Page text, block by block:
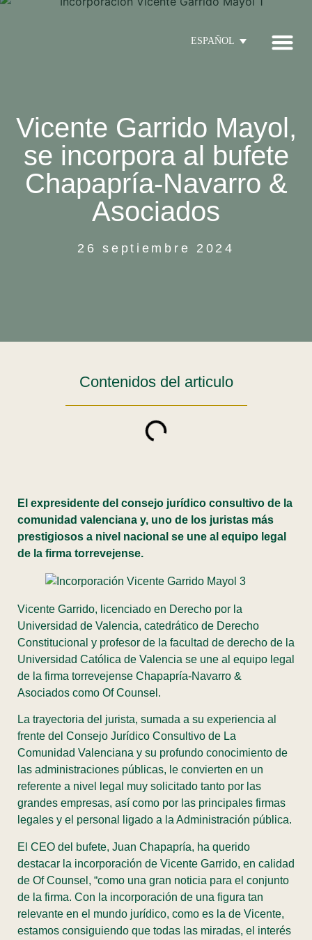
ESPAÑOL
Vicente Garrido Mayol,
se incorpora al bufete
Chapapría-Navarro &
Asociados
26 septiembre 2024
Contenidos del articulo
El expresidente del consejo jurídico consultivo de la
comunidad valenciana y, uno de los juristas más
prestigiosos a nivel nacional se une al equipo legal
de la firma torrevejense.
Vicente Garrido, licenciado en Derecho por la
Universidad de Valencia, catedrático de Derecho
Constitucional y profesor de la facultad de derecho de la
Universidad Católica de Valencia se une al equipo legal
de la firma torrevejense Chapapría-Navarro &
Asociados como Of Counsel.
La trayectoria del jurista, sumada a su experiencia al
frente del Consejo Jurídico Consultivo de La
Comunidad Valenciana y su profundo conocimiento de
las administraciones públicas, le convierten en un
referente a nivel legal muy solicitado tanto por las
grandes empresas, así como por las principales firmas
legales y el personal ligado a la Administración pública.
El CEO del bufete, Juan Chapapría, ha querido
destacar la incorporación de Vicente Garrido, en calidad
de Of Counsel, “como una gran noticia para el conjunto
de la firma. Con la incorporación de una figura tan
relevante en el mundo jurídico, como es la de Vicente,
estamos consiguiendo que todas las miradas, el interés